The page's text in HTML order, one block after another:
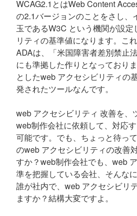
WCAG2.1とはWeb Content
の2.1バージョンのことをさし、
玉であるW3C という機関が設
リティの基準値になります。こ
ADAは、「米国障害者差別禁止
にも準拠した作りとなっており
としたweb アクセシビリティの
発されたツールなんです。
web アクセシビリティ 改善を、
web制作会社に依頼して、対応
可能です。でも、ちょっと待っ
のweb アクセシビリティの改善
すか？web制作会社でも、web
準を把握している会社、そんな
誰が社内で、web アクセシビリ
ますか？結構大変ですよ。